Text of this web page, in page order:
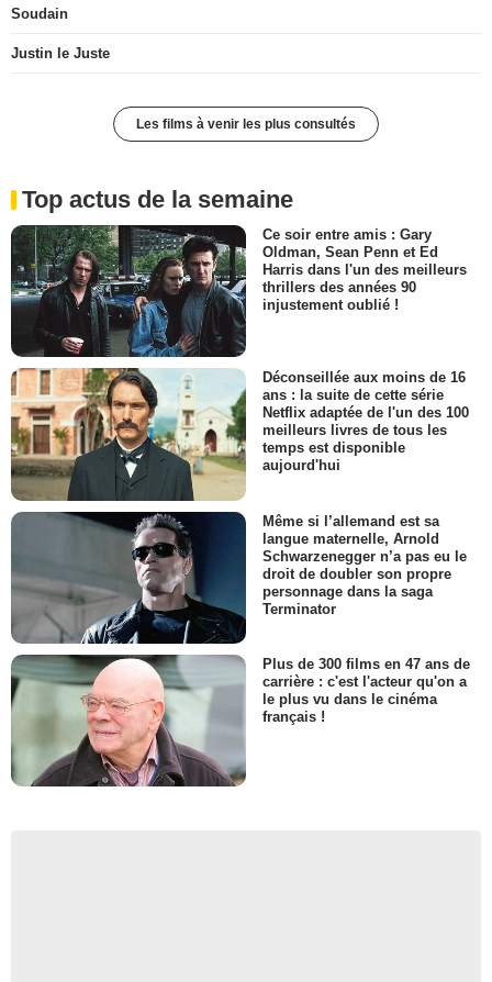
Soudain
Justin le Juste
Les films à venir les plus consultés
Top actus de la semaine
Ce soir entre amis : Gary
Oldman, Sean Penn et Ed
Harris dans l'un des meilleurs
thrillers des années 90
injustement oublié !
Déconseillée aux moins de 16
ans : la suite de cette série
Netflix adaptée de l'un des 100
meilleurs livres de tous les
temps est disponible
aujourd'hui
Même si l’allemand est sa
langue maternelle, Arnold
Schwarzenegger n’a pas eu le
droit de doubler son propre
personnage dans la saga
Terminator
Plus de 300 films en 47 ans de
carrière : c'est l'acteur qu'on a
le plus vu dans le cinéma
français !